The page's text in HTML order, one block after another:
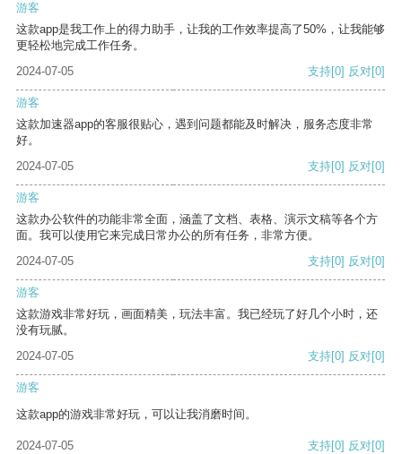
游客
这款app是我工作上的得力助手，让我的工作效率提高了50%，让我能够
更轻松地完成工作任务。
2024-07-05
支持[0] 反对[0]
游客
这款加速器app的客服很贴心，遇到问题都能及时解决，服务态度非常
好。
2024-07-05
支持[0] 反对[0]
游客
这款办公软件的功能非常全面，涵盖了文档、表格、演示文稿等各个方
面。我可以使用它来完成日常办公的所有任务，非常方便。
2024-07-05
支持[0] 反对[0]
游客
这款游戏非常好玩，画面精美，玩法丰富。我已经玩了好几个小时，还
没有玩腻。
2024-07-05
支持[0] 反对[0]
游客
这款app的游戏非常好玩，可以让我消磨时间。
2024-07-05 支持[0] 反对[0]